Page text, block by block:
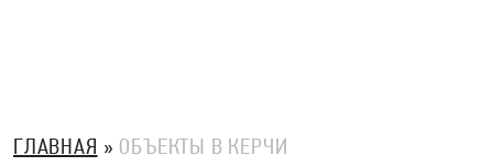
ГЛАВНАЯ ОБЪЕКТЫ В КЕРЧИ